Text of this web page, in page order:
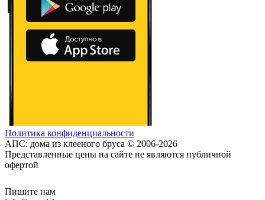
Политика конфиденциальности
АПС: дома из клееного бруса © 2006-2026
Представленные цены на сайте не являются публичной
офертой
Пишите нам